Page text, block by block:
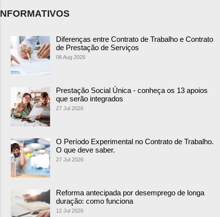
NFORMATIVOS
Diferenças entre Contrato de Trabalho e Contrato
de Prestação de Serviços
06 Aug 2026
Prestação Social Única - conheça os 13 apoios
que serão integrados
27 Jul 2026
O Período Experimental no Contrato de Trabalho.
O que deve saber.
27 Jul 2026
Reforma antecipada por desemprego de longa
duração: como funciona
12 Jul 2026